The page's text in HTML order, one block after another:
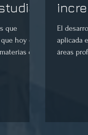
que
hoy en
de
El
aplicada
áreas